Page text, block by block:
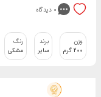
0 دیدگاه
وزن
200 گرم
برند
سایر
رنگ
مشکی